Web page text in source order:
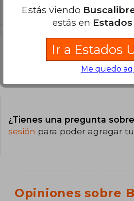
Blanda.
Preguntas y respuestas
¿Tienes una pregunta
sesión para poder agregar
Opiniones sobre
Estás viendo
estás en
Ir a Estados
Me quedo